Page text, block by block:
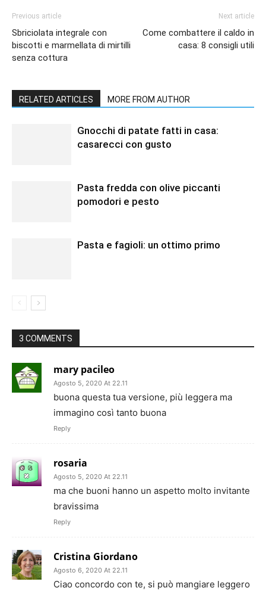
Previous article
Sbriciolata integrale con
biscotti e marmellata di mirtilli
senza cottura
Next article
Come combattere il caldo in
casa: 8 consigli utili
RELATED ARTICLES MORE FROM AUTHOR
Gnocchi di patate fatti in casa:
casarecci con gusto
Pasta fredda con olive piccanti
pomodori e pesto
Pasta e fagioli: un ottimo primo
3 COMMENTS
mary pacileo
Agosto 5, 2020 At 22.11
buona questa tua versione, più leggera ma
immagino così tanto buona
Reply
rosaria
Agosto 5, 2020 At 22.11
ma che buoni hanno un aspetto molto invitante
bravissima
Reply
Cristina Giordano
Agosto 6, 2020 At 22.11
Ciao concordo con te, si può mangiare leggero